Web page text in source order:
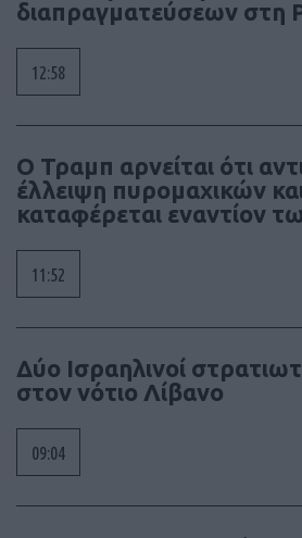
διαπραγματεύσεων στη
12:58
Ο Τραμπ αρνείται ότι
έλλειψη πυρομαχικών
καταφέρεται εναντίον
11:52
Δύο Ισραηλινοί
στον νότιο Λίβανο
09:04